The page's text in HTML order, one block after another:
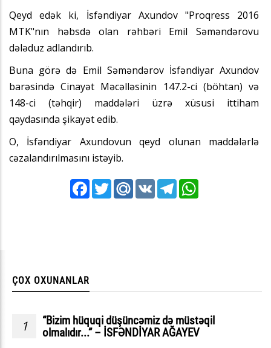
Qeyd edək ki, İsfəndiyar Axundov "Proqress 2016
MTK"nın həbsdə olan rəhbəri Emil Səməndərovu
dələduz adlandırıb.
Buna görə də Emil Səməndərov İsfəndiyar Axundov
barəsində Cinayət Məcəlləsinin 147.2-ci (böhtan) və
148-ci (təhqir) maddələri üzrə xüsusi ittiham
qaydasında şikayət edib.
O, İsfəndiyar Axundovun qeyd olunan maddələrlə
cəzalandırılmasını istəyib.
FacebookTwitterMail.RuVK Telegram
ÇOX OXUNANLAR
1
“Bizim hüquqi düşüncəmiz də müstəqil
olmalıdır...” – İSFƏNDİYAR AĞAYEV